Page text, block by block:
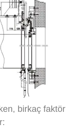
birkaç faktör